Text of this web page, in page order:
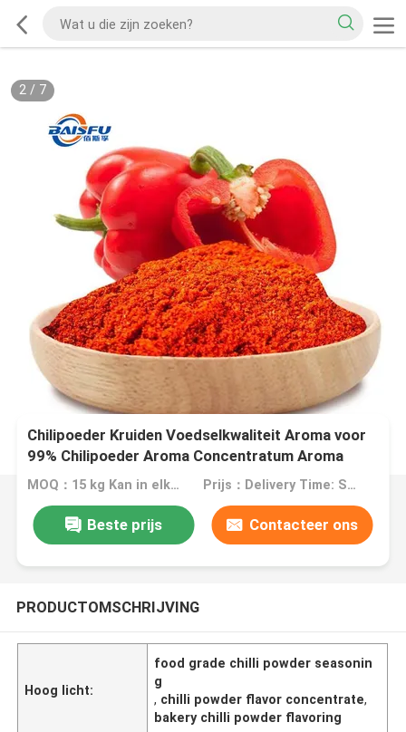
2/ 7
Chilipoeder Kruiden Voedselkwaliteit Aroma voor
99% Chilipoeder Aroma Concentratum Aroma
Aroma&Fragrance
MOQ：15 kg Kan in elke hoeveelheid worden besteld volgens uw behoeften Prijs：Delivery Time: Ship Within About 2-3 Working Days After Receiving Payment
Beste prijs Contacteer ons
PRODUCTOMSCHRIJVING
Hoog licht:
food grade chilli powder seasonin
g
, chilli powder flavor concentrate,
bakery chilli powder flavoring